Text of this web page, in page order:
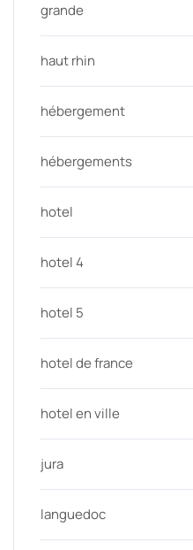
grande
haut rhin
hébergement
hébergements
hotel
hotel 4
hotel 5
hotel de france
hotel en ville
jura
languedoc